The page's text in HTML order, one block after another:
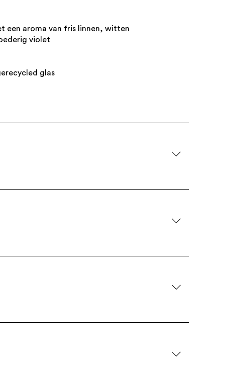
een aroma van fris linnen, witten
violet
glas